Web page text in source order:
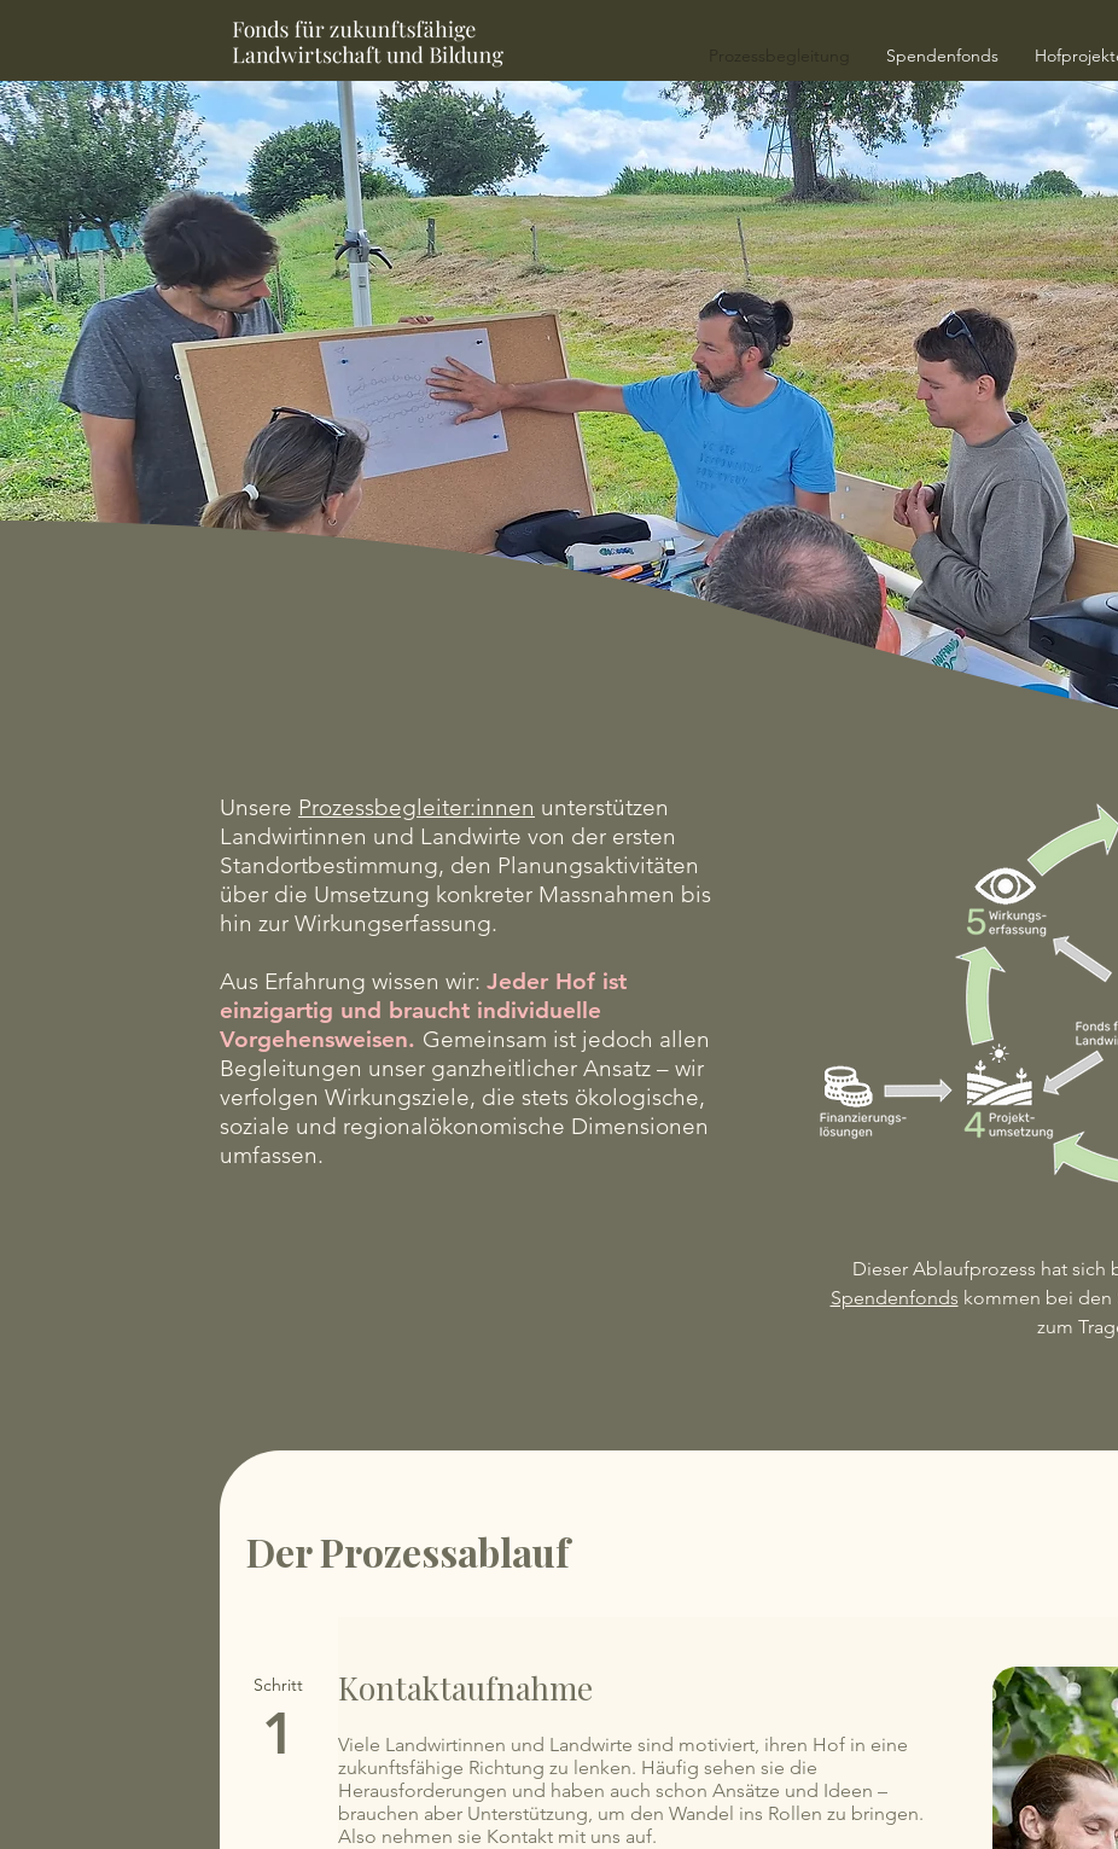
Spendenfonds
Unsere Prozessbegleiter:innen unterstützen
Landwirtinnen und Landwirte von der ersten
Standortbestimmung, den Planungsaktivitäten
über die Umsetzung konkreter Massnahmen bis
hin zur Wirkungserfassung.
Aus Erfahrung wissen wir: Jeder Hof ist
einzigartig und braucht individuelle
Vorgehensweisen. Gemeinsam ist jedoch allen
Begleitungen unser ganzheitlicher Ansatz – wir
verfolgen Wirkungsziele, die stets ökologische,
soziale und regionalökonomische Dimensionen
umfassen.
Dieser Ablaufprozess hat sich
Spendenfonds kommen bei den
zum
Der Prozessablauf
Schritt
1
Kontaktaufnahme​
Viele Landwirtinnen und Landwirte sind motiviert, ihren Hof in eine
zukunftsfähige Richtung zu lenken. Häufig sehen sie die
Herausforderungen und haben auch schon Ansätze und Ideen –
brauchen aber Unterstützung, um den Wandel ins Rollen zu bringen.
Also nehmen sie Kontakt mit uns auf.